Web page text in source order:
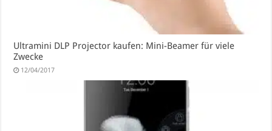
Ultramini DLP Projector kaufen: Mini-Beamer für viele
Zwecke
12/04/2017